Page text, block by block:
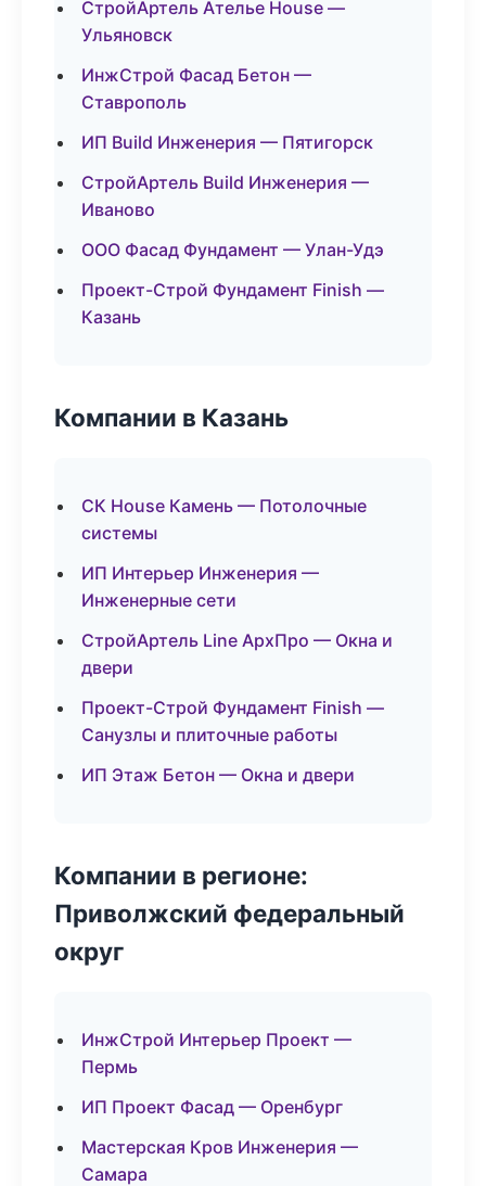
СтройАртель Ателье House —
Ульяновск
ИнжСтрой Фасад Бетон —
Ставрополь
ИП Build Инженерия — Пятигорск
СтройАртель Build Инженерия —
Иваново
ООО Фасад Фундамент — Улан-Удэ
Проект-Строй Фундамент Finish —
Казань
Компании в Казань
СК House Камень — Потолочные
системы
ИП Интерьер Инженерия —
Инженерные сети
СтройАртель Line АрхПро — Окна и
двери
Проект-Строй Фундамент Finish —
Санузлы и плиточные работы
ИП Этаж Бетон — Окна и двери
Компании в регионе:
Приволжский федеральный
округ
ИнжСтрой Интерьер Проект —
Пермь
ИП Проект Фасад — Оренбург
Мастерская Кров Инженерия —
Самара